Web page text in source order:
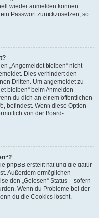
wieder anmelden können.
Passwort zurückzusetzen, so
„Angemeldet bleiben“ nicht
Dies verhindert den
Dritten. Um angemeldet zu
bleiben“ beim Anmelden
du dich an einem öffentlichen
befindest. Wenn diese Option
von der Board-
phpBB erstellt hat und die dafür
Außerdem ermöglichen
den „Gelesen“-Status – sofern
Wenn du Probleme bei der
du die Cookies löscht.